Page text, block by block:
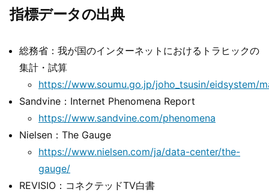
指標データの出典
総務省：我が国のインターネットにおけるトラヒックの
集計・試算
https://www.soumu.go.jp/joho_tsusin/eidsystem/
Sandvine：Internet Phenomena Report
https://www.sandvine.com/phenomena
Nielsen：The Gauge
https://www.nielsen.com/ja/data-center/the-
gauge/
REVISIO：コネクテッドTV白書